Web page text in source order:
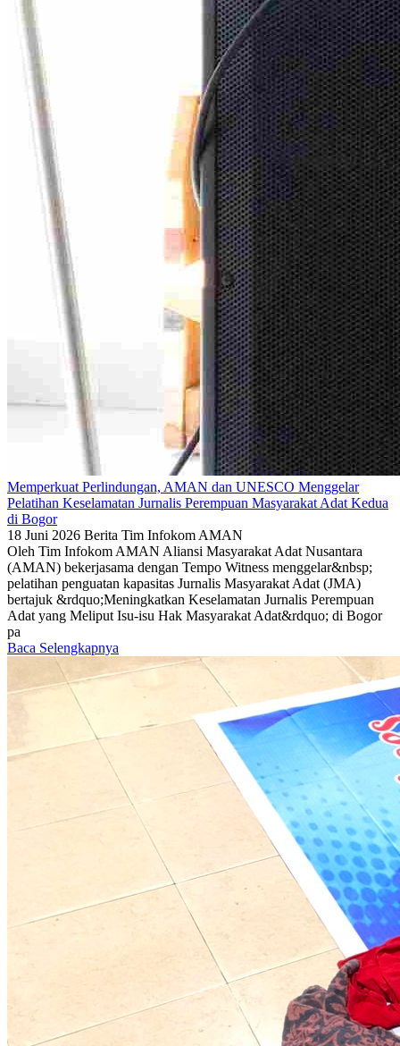
Memperkuat Perlindungan, AMAN dan UNESCO Menggelar
Pelatihan Keselamatan Jurnalis Perempuan Masyarakat Adat Kedua
di Bogor
18 Juni 2026 Berita Tim Infokom AMAN
Oleh Tim Infokom AMAN Aliansi Masyarakat Adat Nusantara
(AMAN) bekerjasama dengan Tempo Witness menggelar&nbsp;
pelatihan penguatan kapasitas Jurnalis Masyarakat Adat (JMA)
bertajuk &rdquo;Meningkatkan Keselamatan Jurnalis Perempuan
Adat yang Meliput Isu-isu Hak Masyarakat Adat&rdquo; di Bogor
pa
Baca Selengkapnya